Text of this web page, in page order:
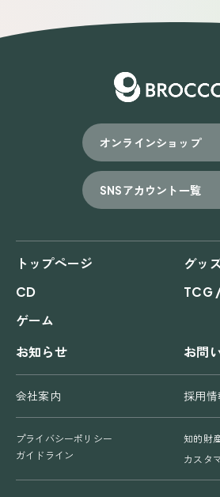
オンラインショップ
SNSアカウント一覧
トップページ
グッ
CD
TCG
ゲーム
お知らせ
お問
会社案内 採用情
プライバシーポリシー
知的財
ガイドライン
カスタ